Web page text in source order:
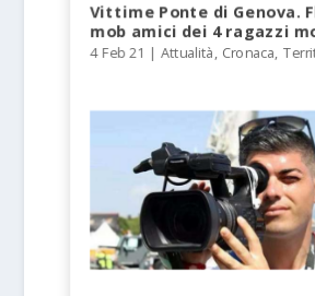
Vittime Ponte di Genova.
mob amici dei 4 ragazzi
4 Feb 21 |Attualità, Cronaca,